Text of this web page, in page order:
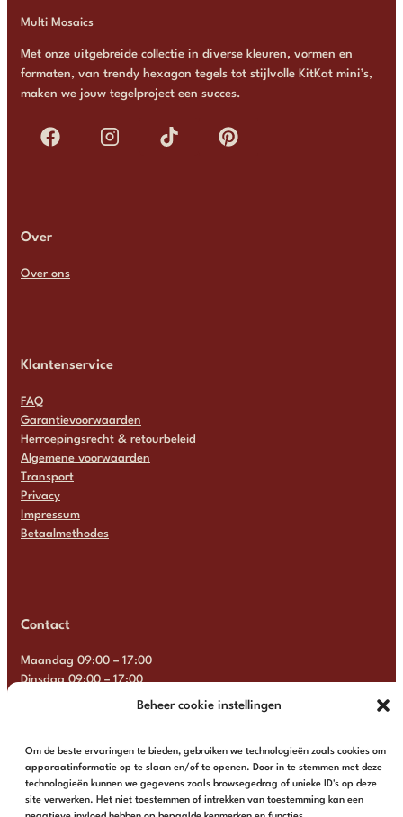
Beheer cookie instellingen
Om de beste ervaringen te bieden, gebruiken we technologieën zoals cookies om
apparaatinformatie op te slaan en/of te openen. Door in te stemmen met deze
technologieën kunnen we gegevens zoals browsegedrag of unieke ID's op deze
site verwerken. Het niet toestemmen of intrekken van toestemming kan een
Multi Mosaics
Met onze uitgebreide collectie in diverse kleuren, vormen en
formaten, van trendy hexagon tegels tot stijlvolle KitKat mini’s,
maken we jouw tegelproject een succes.
Over
Over ons
Klantenservice
FAQ
Garantievoorwaarden
Herroepingsrecht & retourbeleid
Algemene voorwaarden
Transport
Privacy
Impressum
Betaalmethodes
Contact
Maandag 09:00 – 17:00
Dinsdag 09:00 – 17:00
Woensdag 09:00 – 17:00
Zaterdag Gesloten
Zondag Gesloten
+31 6 13 57 92 22 info@multimosaics.com